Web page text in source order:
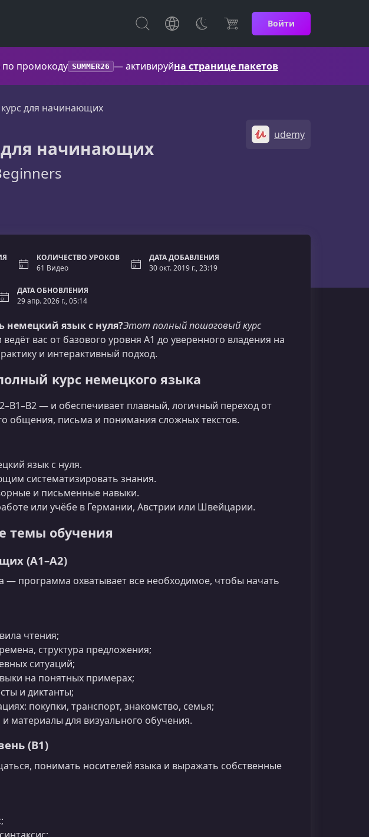
Войти
по промокоду SUMMER26 — активируйна странице пакетов
для начинающих
для начинающих
udemy
КОЛИЧЕСТВО УРОКОВ
61 Видео
ДАТА ДОБАВЛЕНИЯ
30 окт. 2019 г., 23:19
ДАТА ОБНОВЛЕНИЯ
29 апр. 2026 г., 05:14
немецкий язык с нуля?Этот полный пошаговый курс
ведёт вас от базового уровня A1 до уверенного владения на
и интерактивный подход.
курс немецкого языка
— и обеспечивает плавный, логичный переход от
общения, письма и понимания сложных текстов.
язык с нуля.
систематизировать знания.
и письменные навыки.
или учёбе в Германии, Австрии или Швейцарии.
темы обучения
(A1–A2)
— программа охватывает все необходимое, чтобы начать
чтения;
структура предложения;
ситуаций;
на понятных примерах;
и диктанты;
покупки, транспорт, знакомство, семья;
материалы для визуального обучения.
(B1)
понимать носителей языка и выражать собственные